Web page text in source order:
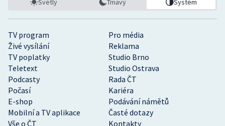
TV program
Pro média
Živé vysílání
Reklama
TV poplatky
Studio Brno
Teletext
Studio Ostrava
Podcasty
Rada ČT
Počasí
Kariéra
E-shop
Podávání námětů
Mobilní a TV aplikace
Časté dotazy
Vše o ČT
Kontakty
Světlý Tmavý Systém